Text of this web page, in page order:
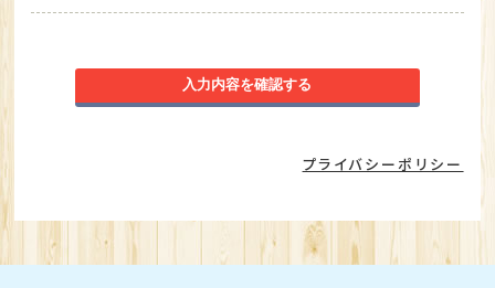
入力内容を確認する
プライバシーポリシー